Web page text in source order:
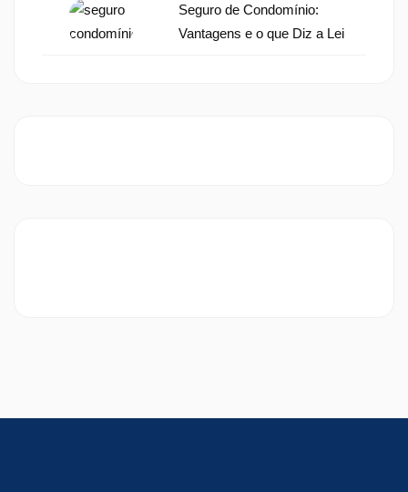
Seguro de Condomínio:
Vantagens e o que Diz a Lei